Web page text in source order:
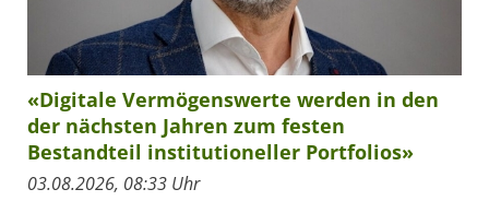
«Digitale Vermögenswerte werden in den
der nächsten Jahren zum festen
Bestandteil institutioneller Portfolios»
03.08.2026, 08:33 Uhr